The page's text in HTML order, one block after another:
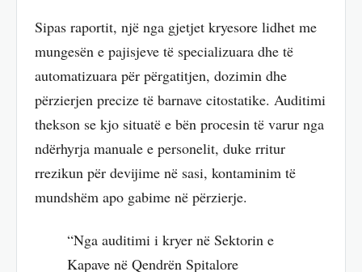
Sipas raportit, një nga gjetjet kryesore lidhet me
mungesën e pajisjeve të specializuara dhe të
automatizuara për përgatitjen, dozimin dhe
përzierjen precize të barnave citostatike. Auditimi
thekson se kjo situatë e bën procesin të varur nga
ndërhyrja manuale e personelit, duke rritur
rrezikun për devijime në sasi, kontaminim të
mundshëm apo gabime në përzierje.
“Nga auditimi i kryer në Sektorin e
Kapave në Qendrën Spitalore